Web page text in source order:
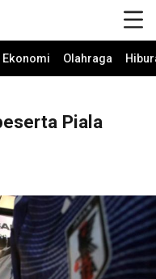
Ekonomi Olahraga
Piala